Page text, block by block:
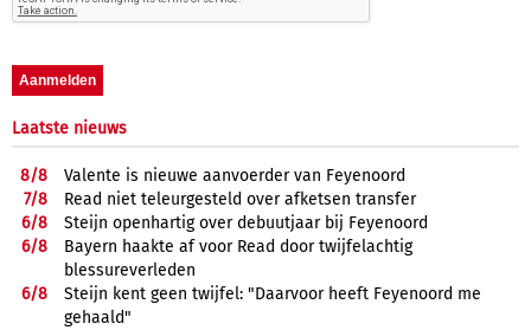
Laatste nieuws
8/8
Valente is nieuwe aanvoerder van Feyenoord
7/8
Read niet teleurgesteld over afketsen transfer
6/8
Steijn openhartig over debuutjaar bij Feyenoord
6/8
Bayern haakte af voor Read door twijfelachtig
blessureverleden
6/8
Steijn kent geen twijfel: "Daarvoor heeft Feyenoord me
gehaald"